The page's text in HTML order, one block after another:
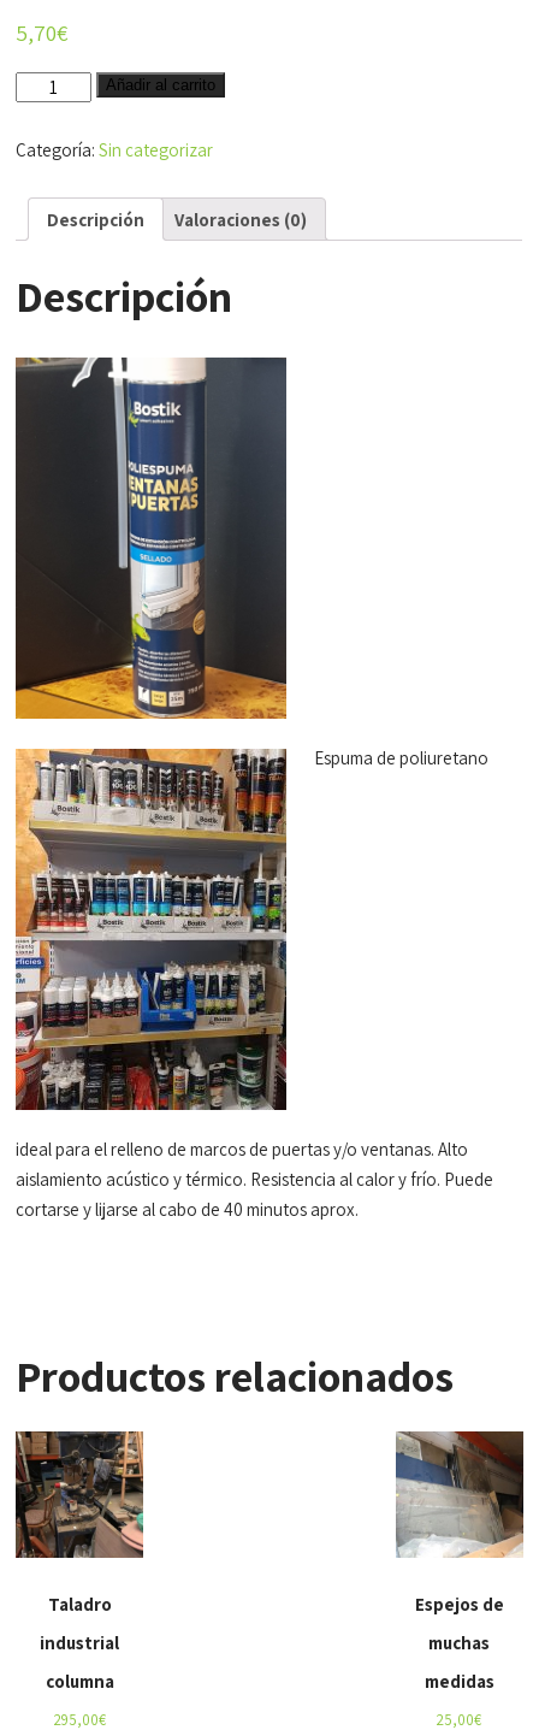
5,70€
POLIESPUMA
VENTANAS
PUERTAS
Añadir al carrito
Categoría:Sin categorizar
Descripción Valoraciones (0)
Descripción
Espuma de poliuretano
ideal para el relleno de marcos de puertas y/o ventanas. Alto
aislamiento acústico y térmico. Resistencia al calor y frío. Puede
cortarse y lijarse al cabo de 40 minutos aprox.
Productos relacionados
Taladro
industrial
columna
295,00€
Espejos de
muchas
medidas
25,00€